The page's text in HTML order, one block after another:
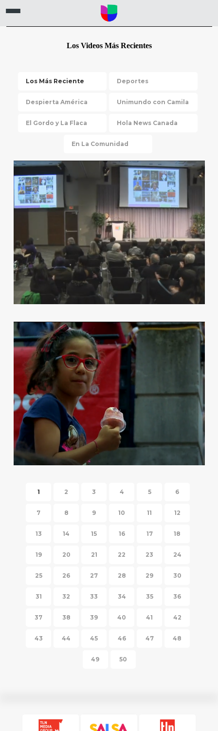
Los Videos Más Recientes
Los Más Reciente Deportes
Despierta América Unimundo con Camila
El Gordo y La Flaca Hola News Canada
En La Comunidad
LUMINATO FESTIVAL
1 2 3 4 5 6
7 8 9 10 11 12
13 14 15 16 17 18
19 20 21 22 23 24
25 26 27 28 29 30
31 32 33 34 35 36
37 38 39 40 41 42
43 44 45 46 47 48
49 50